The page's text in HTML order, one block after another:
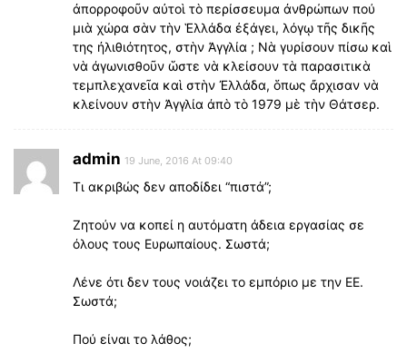
ἀπορροφοῦν αὐτοὶ τὸ περίσσευμα ἀνθρώπων πού
μιὰ χώρα σὰν τὴν Ἑλλάδα ἐξάγει, λόγῳ τῆς δικῆς
της ἠλιθιότητος, στὴν Ἀγγλία ; Νὰ γυρίσουν πίσω καὶ
νὰ άγωνισθοῦν ὥστε νὰ κλείσουν τὰ παρασιτικὰ
τεμπλεχανεῖα καὶ στὴν Ἐλλάδα, ὅπως ἄρχισαν νὰ
κλείνουν στὴν Ἀγγλία άπὸ τὸ 1979 μὲ τὴν Θάτσερ.
admin 19 June, 2016 At 09:40
Τι ακριβώς δεν αποδίδει “πιστά”;
Ζητούν να κοπεί η αυτόματη άδεια εργασίας σε
όλους τους Ευρωπαίους. Σωστά;
Λένε ότι δεν τους νοιάζει το εμπόριο με την ΕΕ.
Σωστά;
Πού είναι το λάθος;